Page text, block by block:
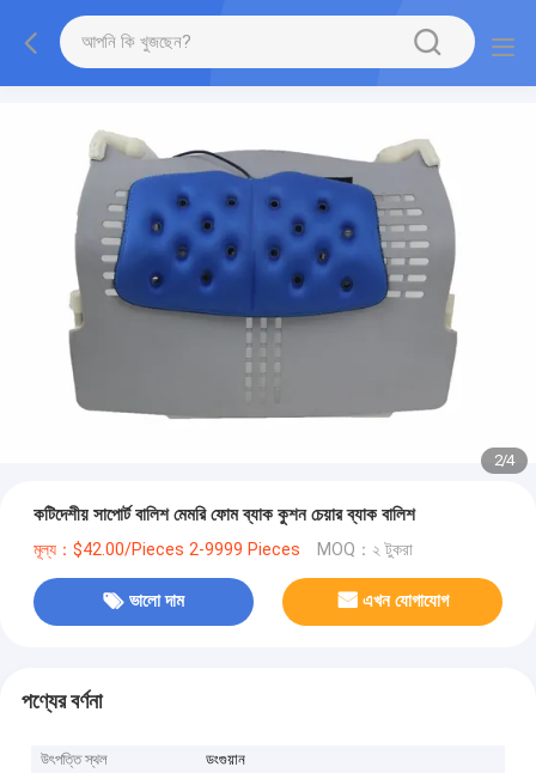
2/4
কটিদেশীয় সাপোর্ট বালিশ মেমরি ফোম ব্যাক কুশন চেয়ার ব্যাক বালিশ
মূল্য：$42.00/Pieces 2-9999 Pieces MOQ：২ টুকরা
ভালো দাম এখন যোগাযোগ
পণ্যের বর্ণনা
উৎপত্তি স্থল
ডংগুয়ান